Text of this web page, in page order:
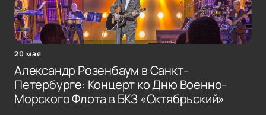
20 мая
Александр Розенбаум в Санкт-
Петербурге: Концерт ко Дню Военно-
Морского Флота в БКЗ «Октябрьский»